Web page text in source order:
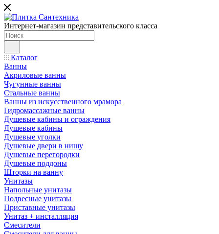
Интернет-магазин представительского класса
Каталог
Ванны
Акриловые ванны
Чугунные ванны
Стальные ванны
Ванны из искусственного мрамора
Гидромассажные ванны
Душевые кабины и ограждения
Душевые кабины
Душевые уголки
Душевые двери в нишу
Душевые перегородки
Душевые поддоны
Шторки на ванну
Унитазы
Напольные унитазы
Подвесные унитазы
Приставные унитазы
Унитаз + инсталляция
Смесители